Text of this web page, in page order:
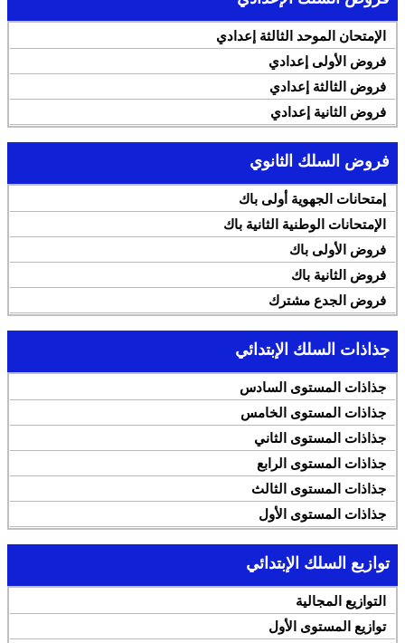
الإمتحان الموحد الثالثة إعدادي
فروض الأولى إعدادي
فروض الثالثة إعدادي
فروض الثانية إعدادي
فروض السلك الثانوي
إمتحانات الجهوية أولى باك
الإمتحانات الوطنية الثانية باك
فروض الأولى باك
فروض الثانية باك
فروض الجدع مشترك
جذاذات السلك الإبتدائي
جذاذات المستوى السادس
جذاذات المستوى الخامس
جذاذات المستوى الثاني
جذاذات المستوى الرابع
جذاذات المستوى الثالث
جذاذات المستوى الأول
توازيع السلك الإبتدائي
التوازيع المجالية
توازيع المستوى الأول